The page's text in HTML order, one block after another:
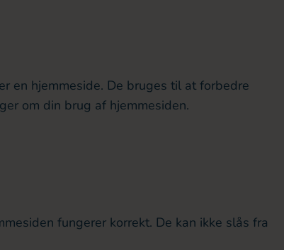
en hjemmeside. De bruges til at forbedre
om din brug af hjemmesiden.
fungerer korrekt. De kan ikke slås fra